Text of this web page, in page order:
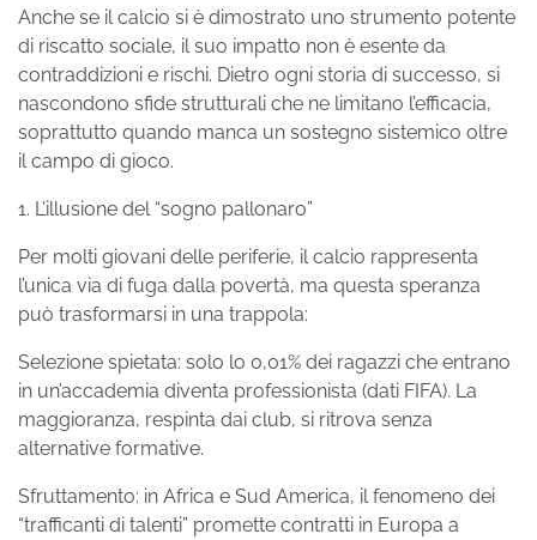
Anche se il calcio si è dimostrato uno strumento potente
di riscatto sociale, il suo impatto non è esente da
contraddizioni e rischi. Dietro ogni storia di successo, si
nascondono sfide strutturali che ne limitano l’efficacia,
soprattutto quando manca un sostegno sistemico oltre
il campo di gioco.
1. L’illusione del “sogno pallonaro”
Per molti giovani delle periferie, il calcio rappresenta
l’unica via di fuga dalla povertà, ma questa speranza
può trasformarsi in una trappola:
Selezione spietata: solo lo 0,01% dei ragazzi che entrano
in un’accademia diventa professionista (dati FIFA). La
maggioranza, respinta dai club, si ritrova senza
alternative formative.
Sfruttamento: in Africa e Sud America, il fenomeno dei
“trafficanti di talenti” promette contratti in Europa a